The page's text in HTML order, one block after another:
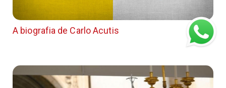
A biografia de Carlo Acutis